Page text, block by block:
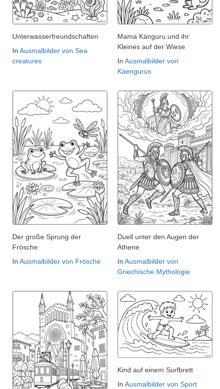
Unterwasserfreundschaften
In Ausmalbilder von Sea
creatures
Mama Känguru und ihr
Kleines auf der Wiese
In Ausmalbilder von
Kaengurus
Der große Sprung der
Frösche
In Ausmalbilder von Frösche
Duell unter den Augen der
Athene
In Ausmalbilder von
Griechische Mythologie
Kind auf einem Surfbrett
In Ausmalbilder von Sport